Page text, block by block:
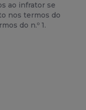
ao infrator se
nos termos do
do n.º 1.